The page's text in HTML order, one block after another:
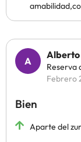
Alberto
Reserva
Febrero
Bien
Aparte del